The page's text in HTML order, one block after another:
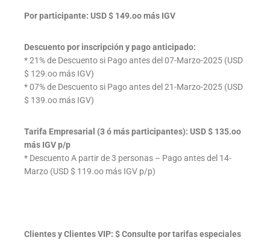
Por participante: USD $ 149.oo más IGV
Descuento por inscripción y pago anticipado:
* 21% de Descuento si Pago antes del 07-Marzo-2025 (USD
$ 129.oo más IGV)
* 07% de Descuento si Pago antes del 21-Marzo-2025 (USD
$ 139.oo más IGV)
Tarifa Empresarial (3 ó más participantes): USD $ 135.oo
más IGV p/p
* Descuento A partir de 3 personas – Pago antes del 14-
Marzo (USD $ 119.oo más IGV p/p)
Clientes y Clientes VIP: $ Consulte por tarifas especiales